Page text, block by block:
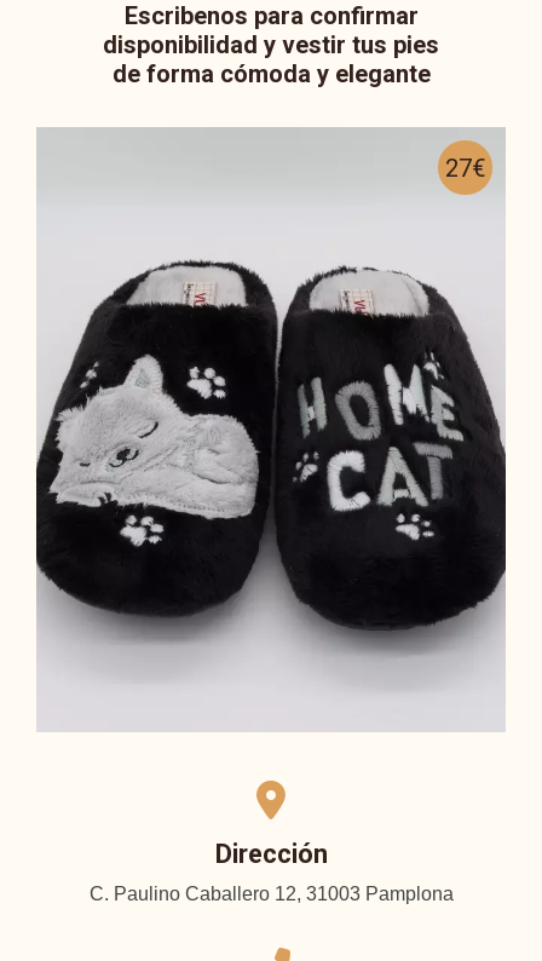
Escribenos para confirmar
disponibilidad y vestir tus pies
de forma cómoda y elegante
27€
Dirección
C. Paulino Caballero 12, 31003 Pamplona